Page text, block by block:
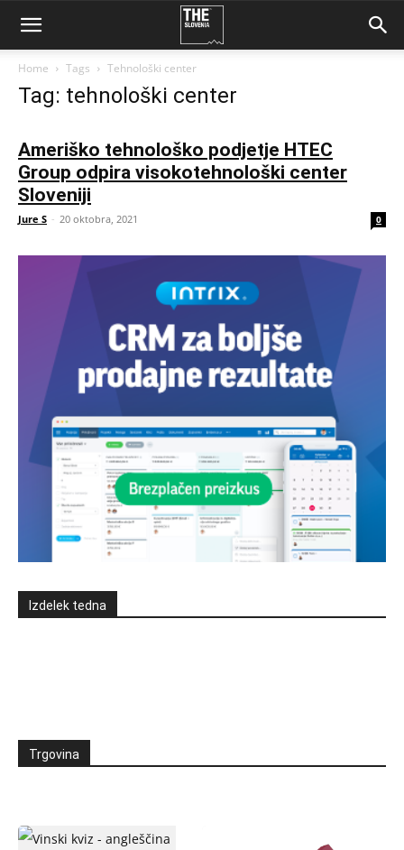
Home Tags Tehnološki center
Tag: tehnološki center
Ameriško tehnološko podjetje HTEC
Group odpira visokotehnološki center
Sloveniji
Jure S - 20 oktobra, 2021 0
Izdelek tedna
Trgovina